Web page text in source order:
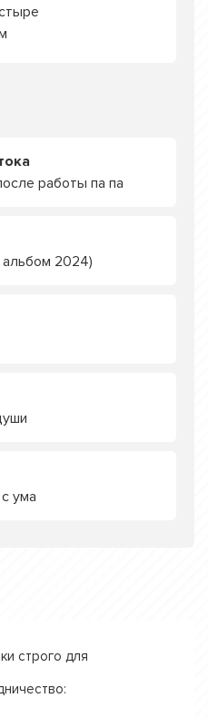
работы па па
2024)
ума
строго для